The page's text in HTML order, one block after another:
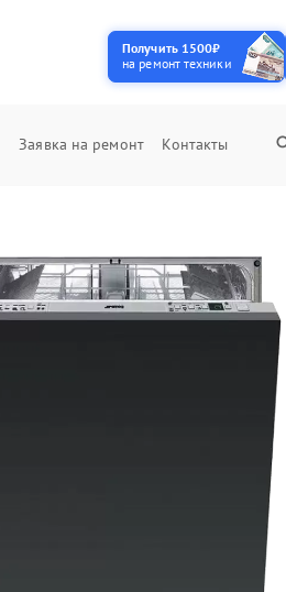
Получить 1500₽
на ремонт техники
Заявка на ремонт Контакты